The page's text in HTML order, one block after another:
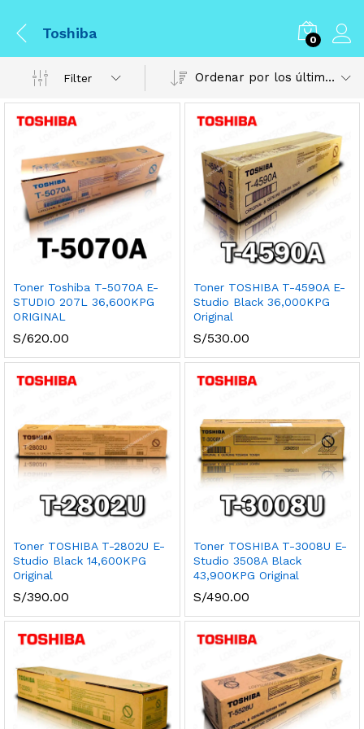
Toshiba 0
Filter Ordenar por los últimos
Toner Toshiba T-5070A E-
STUDIO 207L 36,600KPG
ORIGINAL
S/620.00
Toner TOSHIBA T-4590A E-
Studio Black 36,000KPG
Original
S/530.00
Toner TOSHIBA T-2802U E-
Studio Black 14,600KPG
Original
S/390.00
Toner TOSHIBA T-3008U E-
Studio 3508A Black
43,900KPG Original
S/490.00